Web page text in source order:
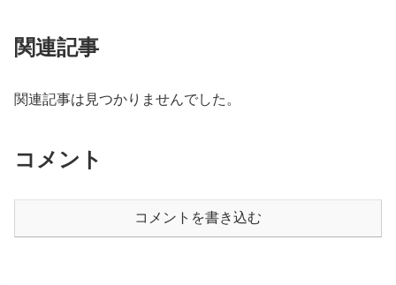
関連記事
関連記事は見つかりませんでした。
コメント
コメントを書き込む